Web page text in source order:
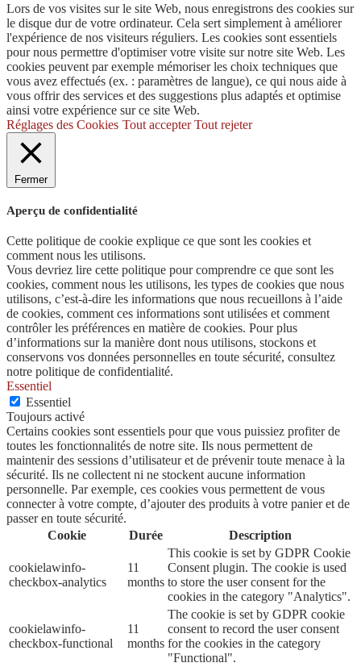
Lors de vos visites sur le site Web, nous enregistrons des cookies sur
le disque dur de votre ordinateur. Cela sert simplement à améliorer
l'expérience de nos visiteurs réguliers. Les cookies sont essentiels
pour nous permettre d'optimiser votre visite sur notre site Web. Les
cookies peuvent par exemple mémoriser les choix techniques que
vous avez effectués (ex. : paramètres de langue), ce qui nous aide à
vous offrir des services et des suggestions plus adaptés et optimise
ainsi votre expérience sur ce site Web.
Réglages des Cookies Tout accepter Tout rejeter
Fermer
Aperçu de confidentialité
Cette politique de cookie explique ce que sont les cookies et
comment nous les utilisons.
Vous devriez lire cette politique pour comprendre ce que sont les
cookies, comment nous les utilisons, les types de cookies que nous
utilisons, c’est-à-dire les informations que nous recueillons à l’aide
de cookies, comment ces informations sont utilisées et comment
contrôler les préférences en matière de cookies. Pour plus
d’informations sur la manière dont nous utilisons, stockons et
conservons vos données personnelles en toute sécurité, consultez
notre politique de confidentialité.
Essentiel
Essentiel
Toujours activé
Certains cookies sont essentiels pour que vous puissiez profiter de
toutes les fonctionnalités de notre site. Ils nous permettent de
maintenir des sessions d’utilisateur et de prévenir toute menace à la
sécurité. Ils ne collectent ni ne stockent aucune information
personnelle. Par exemple, ces cookies vous permettent de vous
connecter à votre compte, d’ajouter des produits à votre panier et de
passer en toute sécurité.
Cookie
Durée Description
cookielawinfo-
checkbox-analytics
11
months
This cookie is set by GDPR Cookie
Consent plugin. The cookie is used
to store the user consent for the
cookies in the category "Analytics".
cookielawinfo-
checkbox-functional
11
months
The cookie is set by GDPR cookie
consent to record the user consent
for the cookies in the category
"Functional".